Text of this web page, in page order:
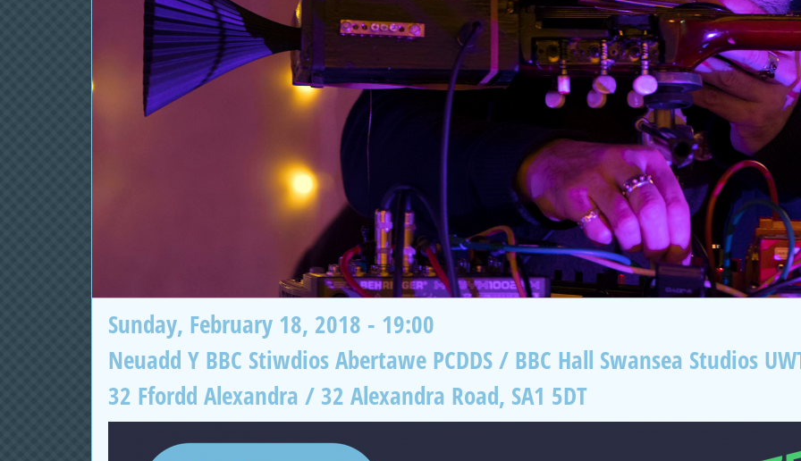
Sunday, February 18, 2018 - 19:00
Neuadd Y BBC Stiwdios Abertawe PCDDS / BBC Hall Swansea Studios
32 Ffordd Alexandra / 32 Alexandra Road, SA1 5DT